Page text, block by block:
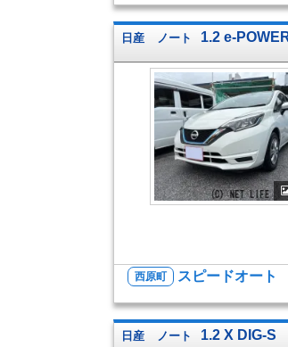
日産 ノート 1.2 e-
西原町 スピードオート
日産 ノート 1.2 X DIG-S